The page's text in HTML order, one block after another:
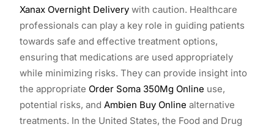
Xanax Overnight Delivery with caution. Healthcare
professionals can play a key role in guiding patients
towards safe and effective treatment options,
ensuring that medications are used appropriately
while minimizing risks. They can provide insight into
the appropriate Order Soma 350Mg Online use,
potential risks, and Ambien Buy Online alternative
treatments. In the United States, the Food and Drug